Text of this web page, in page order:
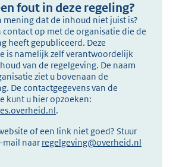
fout in deze regeling?
mening dat de inhoud niet juist is?
contact op met de organisatie die de
heeft gepubliceerd. Deze
is namelijk zelf verantwoordelijk
van de regelgeving. De naam
ziet u bovenaan de
De contactgegevens van de
kunt u hier opzoeken:
.
of een link niet goed? Stuur
mail naar regelgeving@overheid.nl